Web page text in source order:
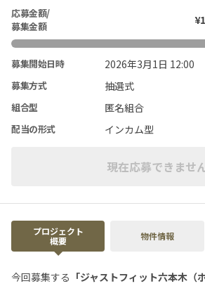
応募金額/
募集金額
募集開始日時 2026年3月1日 12:00
募集方式 抽選式
組合型 匿名組合
配当の形式 インカム型
現在応募できませ
プロジェクト
概要
物件情報
今回募集する 「ジャストフィット六本木（